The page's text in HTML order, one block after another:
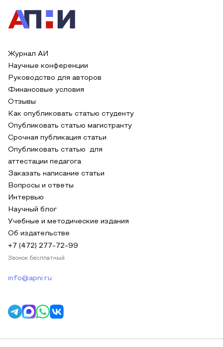
Журнал АИ
Научные конференции
Руководство для авторов
Финансовые условия
Отзывы
Как опубликовать статью студенту
Опубликовать статью магистранту
Срочная публикация статьи
Опубликовать статью для
аттестации педагога
Заказать написание статьи
Вопросы и ответы
Интервью
Научный блог
Учебные и методические издания
Об издательстве
+7 (472) 277-72-99
Звонок бесплатный
info@apni.ru